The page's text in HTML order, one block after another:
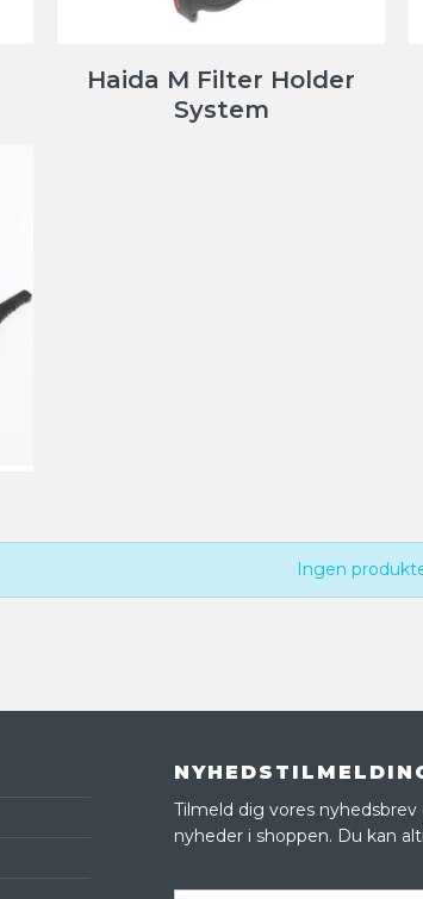
Haida M Filter Holder
System
Ingen
Tilmeld dig vores
nyheder i shoppen. Du kan